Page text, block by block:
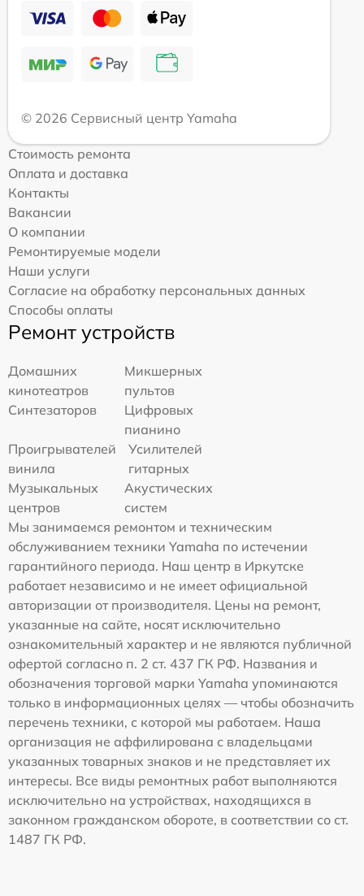
© 2026 Сервисный центр Yamaha
Стоимость ремонта
Оплата и доставка
Контакты
Вакансии
О компании
Ремонтируемые модели
Наши услуги
Согласие на обработку персональных данных
Способы оплаты
Ремонт устройств
Домашних
кинотеатров
Микшерных
пультов
Синтезаторов
Цифровых
пианино
Проигрывателей
винила
Усилителей
гитарных
Музыкальных
центров
Акустических
систем
Мы занимаемся ремонтом и техническим
обслуживанием техники Yamaha по истечении
гарантийного периода. Наш центр в Иркутске
работает независимо и не имеет официальной
авторизации от производителя. Цены на ремонт,
указанные на сайте, носят исключительно
ознакомительный характер и не являются публичной
офертой согласно п. 2 ст. 437 ГК РФ. Названия и
обозначения торговой марки Yamaha упоминаются
только в информационных целях — чтобы обозначить
перечень техники, с которой мы работаем. Наша
организация не аффилирована с владельцами
указанных товарных знаков и не представляет их
интересы. Все виды ремонтных работ выполняются
исключительно на устройствах, находящихся в
законном гражданском обороте, в соответствии со ст.
1487 ГК РФ.